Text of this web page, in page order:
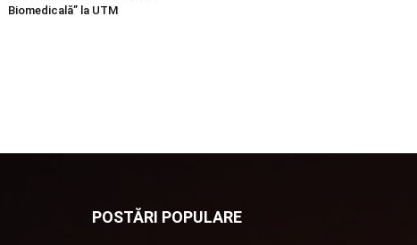
Biomedicală” la UTM
POSTĂRI POPULARE